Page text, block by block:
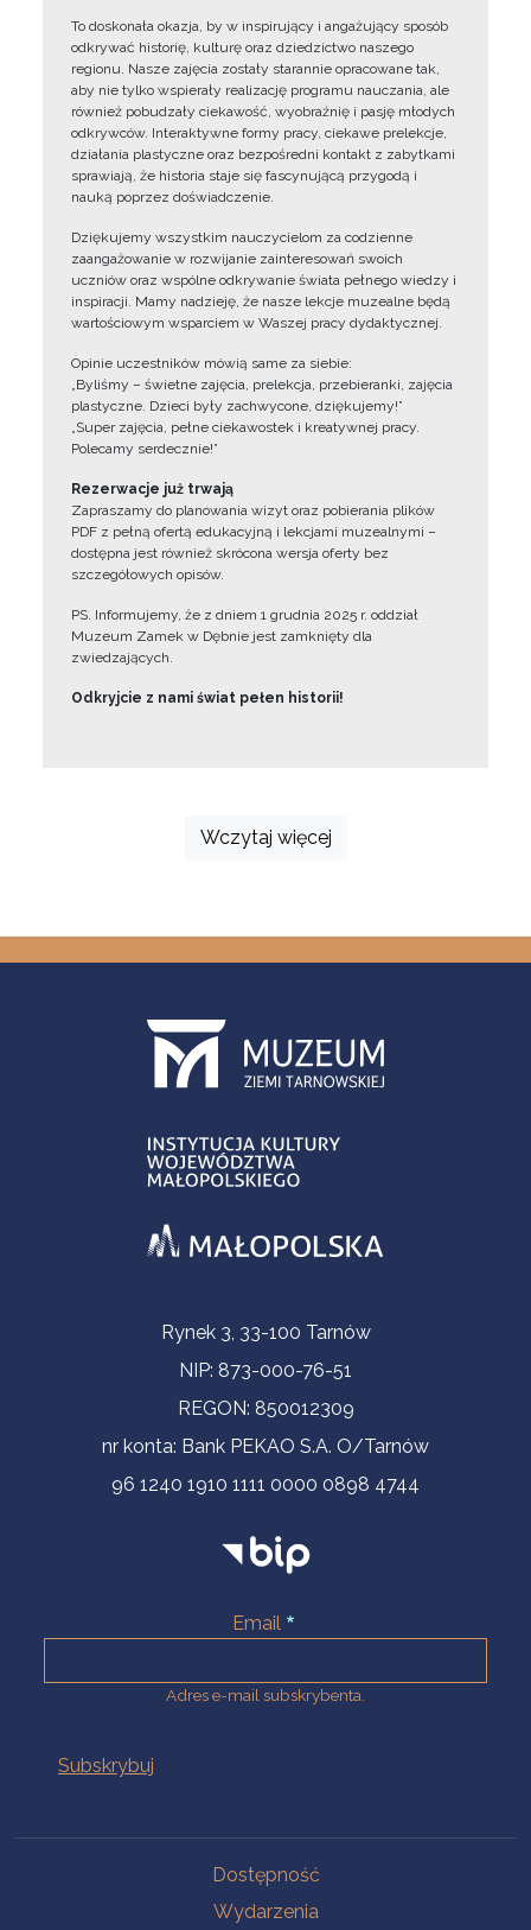
To doskonała okazja, by w inspirujący i angażujący sposób
odkrywać historię, kulturę oraz dziedzictwo naszego
regionu. Nasze zajęcia zostały starannie opracowane tak,
aby nie tylko wspierały realizację programu nauczania, ale
również pobudzały ciekawość, wyobraźnię i pasję młodych
odkrywców. Interaktywne formy pracy, ciekawe prelekcje,
działania plastyczne oraz bezpośredni kontakt z zabytkami
sprawiają, że historia staje się fascynującą przygodą i
nauką poprzez doświadczenie.
Dziękujemy wszystkim nauczycielom za codzienne
zaangażowanie w rozwijanie zainteresowań swoich
uczniów oraz wspólne odkrywanie świata pełnego wiedzy i
inspiracji. Mamy nadzieję, że nasze lekcje muzealne będą
wartościowym wsparciem w Waszej pracy dydaktycznej.
Opinie uczestników mówią same za siebie:
„Byliśmy – świetne zajęcia, prelekcja, przebieranki, zajęcia
plastyczne. Dzieci były zachwycone, dziękujemy!”
„Super zajęcia, pełne ciekawostek i kreatywnej pracy.
Polecamy serdecznie!”
Rezerwacje już trwają
Zapraszamy do planowania wizyt oraz pobierania plików
PDF z pełną ofertą edukacyjną i lekcjami muzealnymi –
dostępna jest również skrócona wersja oferty bez
szczegółowych opisów.
PS. Informujemy, że z dniem 1 grudnia 2025 r. oddział
Muzeum Zamek w Dębnie jest zamknięty dla
zwiedzających.
Odkryjcie z nami świat pełen historii!
Wczytaj więcej
Informacje kontaktoweRynek 3, 33-100 Tarnów
NIP: 873-000-76-51
REGON: 850012309
nr konta: Bank PEKAO S.A. O/Tarnów
96 1240 1910 1111 0000 0898 4744
Email
Adres e-mail subskrybenta.
Dostępność
Wydarzenia